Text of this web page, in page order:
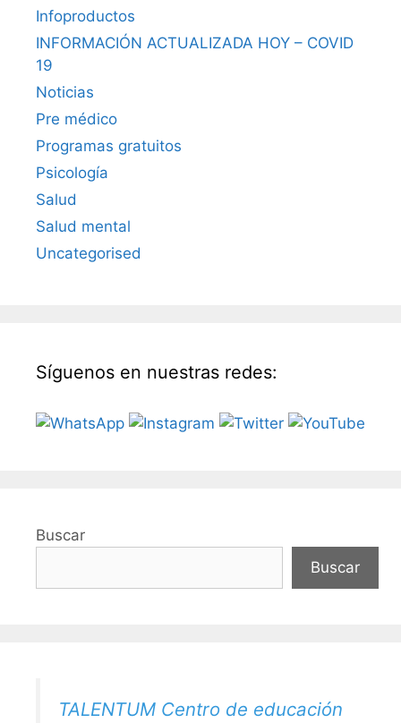
Infoproductos
INFORMACIÓN ACTUALIZADA HOY – COVID
19
Noticias
Pre médico
Programas gratuitos
Psicología
Salud
Salud mental
Uncategorised
Síguenos en nuestras redes:
Buscar
Buscar
TALENTUM Centro de educación